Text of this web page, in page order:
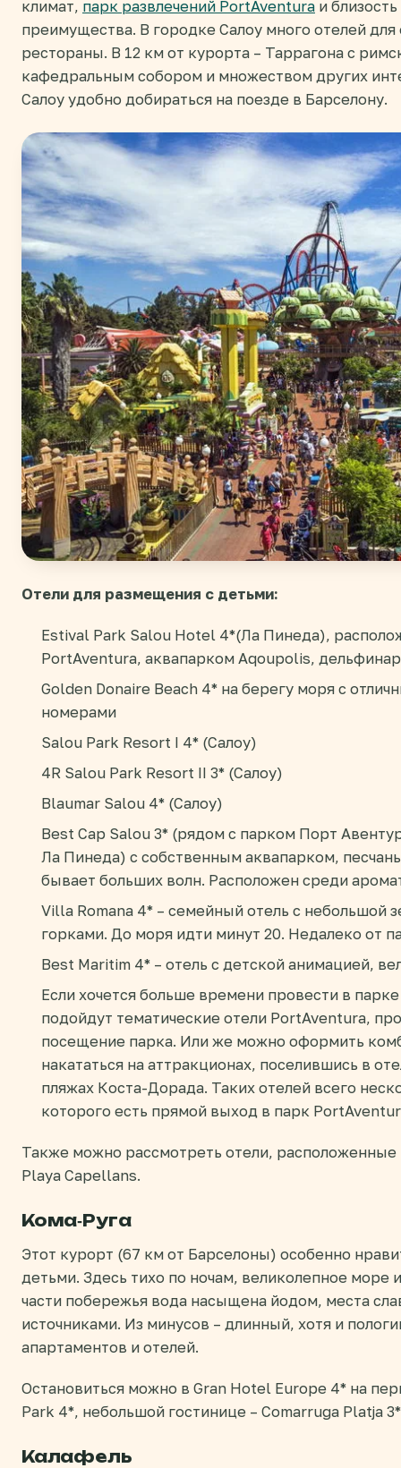
климат, парк развлечений PortAventura и
преимущества. В городке Салоу много отелей
рестораны. В 12 км от курорта – Таррагона с
кафедральным собором и множеством других
Салоу удобно добираться на поезде в Барселону.
Отели для размещения с детьми:
Estival Park Salou Hotel 4*(Ла Пинеда),
PortAventura, аквапарком Aqoupolis,
Golden Donaire Beach 4* на берегу моря с
номерами
Salou Park Resort I 4* (Салоу)
4R Salou Park Resort II 3* (Салоу)
Blaumar Salou 4* (Салоу)
Best Cap Salou 3* (рядом с парком Порт
Ла Пинеда) с собственным аквапарком,
бывает больших волн. Расположен среди
Villa Romana 4* – семейный отель с небольшой
горками. До моря идти минут 20. Недалеко от
Best Maritim 4* – отель с детской анимацией,
Если хочется больше времени провести в
подойдут тематические отели PortAventura,
посещение парка. Или же можно оформить
накататься на аттракционах, поселившись в
пляжах Коста-Дорада. Таких отелей всего
которого есть прямой выход в парк
Также можно рассмотреть отели,
Playa Capellans.
Кома-Руга
Этот курорт (67 км от Барселоны) особенно
детьми. Здесь тихо по ночам, великолепное море
части побережья вода насыщена йодом, места
источниками. Из минусов – длинный, хотя и
апартаментов и отелей.
Остановиться можно в Gran Hotel Europe 4* на
Park 4*, небольшой гостинице – Comarruga Platja
Калафель